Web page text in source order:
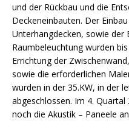
und der Rückbau und die
Deckeneinbauten. Der
Unterhangdecken, sowie der
Raumbeleuchtung wurden
Errichtung der
sowie die erforderlichen
wurden in der 35.KW, in der
abgeschlossen. Im 4.
noch die Akustik – Paneele